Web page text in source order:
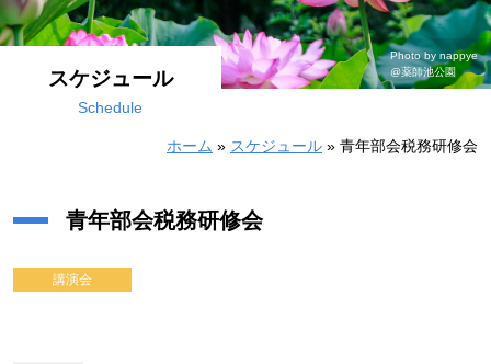
スケジュール
Schedule
Photo by nappye
@薬師池公園
ホーム » スケジュール » 青年部会税務研修会
青年部会税務研修会
講演会